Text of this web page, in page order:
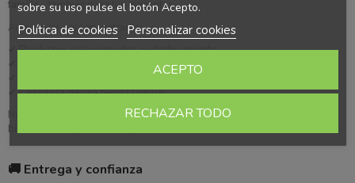
familia… también para tus mascotas.
Al comprar aquí encontrarás:
✔ Productos seleccionados cuidadosamente
✔ Atención cercana y personalizada
✔ Confianza de una tienda familiar
Nuestro objetivo es ofrecer productos que realmente aporten valor al
bienestar de quienes más quieres.
🚚 Entrega y confianza
sobre su uso pulse el botón Acepto.
Política de cookies Personalizar cookies
RECHAZAR TODO
ACEPTO